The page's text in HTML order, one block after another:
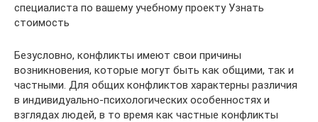
специалиста по вашему учебному проекту Узнать
стоимость
Безусловно, конфликты имеют свои причины
возникновения, которые могут быть как общими, так и
частными. Для общих конфликтов характерны различия
в индивидуально-психологических особенностях и
взглядах людей, в то время как частные конфликты